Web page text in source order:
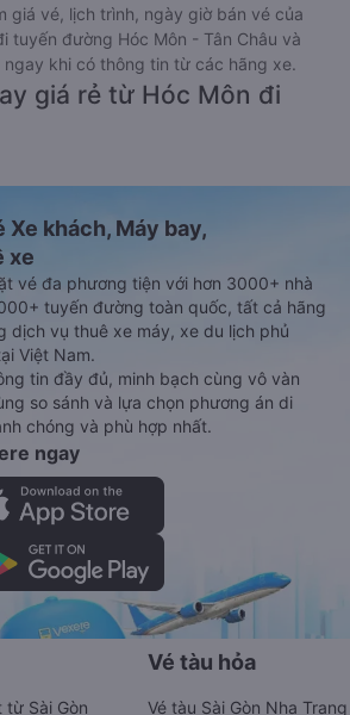
giá vé, lịch trình, ngày giờ bán vé của
tuyến đường Hóc Môn - Tân Châu và
ngay khi có thông tin từ các hãng xe.
giá rẻ từ Hóc Môn đi
khách, Máy bay,
xe
vé đa phương tiện với hơn 3000+ nhà
tuyến đường toàn quốc, tất cả hãng
dịch vụ thuê xe máy, xe du lịch phủ
Việt Nam.
tin đầy đủ, minh bạch cùng vô vàn
so sánh và lựa chọn phương án di
chóng và phù hợp nhất.
ngay
từ Sài Gòn
Vé tàu hỏa
Vé tàu Sài Gòn Nha Trang